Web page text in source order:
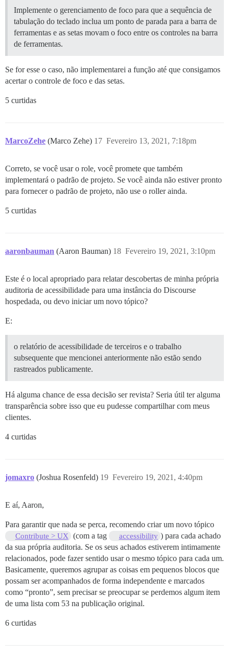
Implemente o gerenciamento de foco para que a sequência de
tabulação do teclado inclua um ponto de parada para a barra de
ferramentas e as setas movam o foco entre os controles na barra
de ferramentas.
Se for esse o caso, não implementarei a função até que consigamos
acertar o controle de foco e das setas.
5 curtidas
MarcoZehe (Marco Zehe) Fevereiro 13, 2021, 7:18pm
17
Correto, se você usar o role, você promete que também
implementará o padrão de projeto. Se você ainda não estiver pronto
para fornecer o padrão de projeto, não use o roller ainda.
5 curtidas
aaronbauman (Aaron Bauman) Fevereiro 19, 2021, 3:10pm
18
Este é o local apropriado para relatar descobertas de minha própria
auditoria de acessibilidade para uma instância do Discourse
hospedada, ou devo iniciar um novo tópico?
E:
o relatório de acessibilidade de terceiros e o trabalho
subsequente que mencionei anteriormente não estão sendo
rastreados publicamente.
Há alguma chance de essa decisão ser revista? Seria útil ter alguma
transparência sobre isso que eu pudesse compartilhar com meus
clientes.
4 curtidas
jomaxro (Joshua Rosenfeld) Fevereiro 19, 2021, 4:40pm
19
E aí, Aaron,
Para garantir que nada se perca, recomendo criar um novo tópico
Contribute > UX (com a tag accessibility ) para cada achado
da sua própria auditoria. Se os seus achados estiverem intimamente
relacionados, pode fazer sentido usar o mesmo tópico para cada um.
Basicamente, queremos agrupar as coisas em pequenos blocos que
possam ser acompanhados de forma independente e marcados
como “pronto”, sem precisar se preocupar se perdemos algum item
de uma lista com 53 na publicação original.
6 curtidas